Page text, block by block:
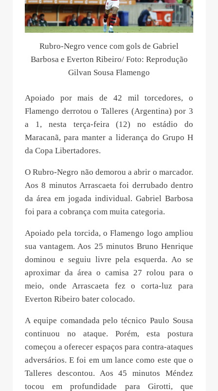
Rubro-Negro vence com gols de Gabriel
Barbosa e Everton Ribeiro/ Foto: Reprodução
Gilvan Sousa Flamengo
Apoiado por mais de 42 mil torcedores, o
Flamengo derrotou o Talleres (Argentina) por 3
a 1, nesta terça-feira (12) no estádio do
Maracanã, para manter a liderança do Grupo H
da Copa Libertadores.
O Rubro-Negro não demorou a abrir o marcador.
Aos 8 minutos Arrascaeta foi derrubado dentro
da área em jogada individual. Gabriel Barbosa
foi para a cobrança com muita categoria.
Apoiado pela torcida, o Flamengo logo ampliou
sua vantagem. Aos 25 minutos Bruno Henrique
dominou e seguiu livre pela esquerda. Ao se
aproximar da área o camisa 27 rolou para o
meio, onde Arrascaeta fez o corta-luz para
Everton Ribeiro bater colocado.
A equipe comandada pelo técnico Paulo Sousa
continuou no ataque. Porém, esta postura
começou a oferecer espaços para contra-ataques
adversários. E foi em um lance como este que o
Talleres descontou. Aos 45 minutos Méndez
tocou em profundidade para Girotti, que